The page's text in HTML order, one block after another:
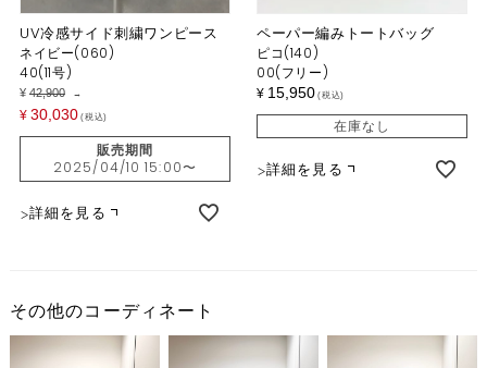
UV冷感サイド刺繍ワンピース
40(11号)
ネイビー(060)
¥ 42,900 →
¥ 30,030 税込
販売期間
2025/04/10 15:00〜
詳細を見る
ペーパー編みトートバッグ
00(フリー)
ピコ(140)
¥ 15,950 税込
在庫なし
詳細を見る
その他のコーディネート